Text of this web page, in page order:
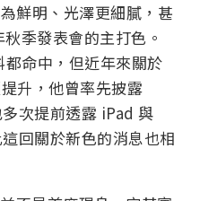
鮮明、光澤更細膩，甚
季發表會的主打色。
命中，但近年來關於
升，他曾率先披露
次提前透露 iPad 與
回關於新色的消息也相